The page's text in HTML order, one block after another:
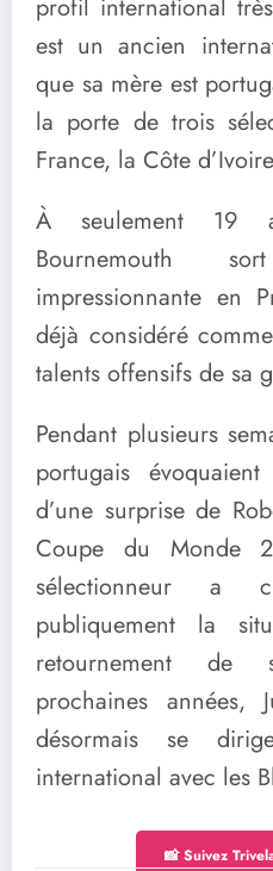
profil international
est un ancien
que sa mère est
la porte de trois
France, la Côte
À seulement 19
Bournemouth
impressionnante en
déjà considéré
talents offensifs de sa
Pendant plusieurs
portugais
d’une surprise de
Coupe du Monde
sélectionneur a
publiquement la
retournement de
prochaines années,
désormais se
international avec les
📸 Suivez